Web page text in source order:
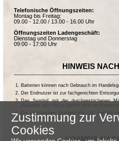
Telefonische Öffnungszeiten:
Montag bis Freitag:
09.00 - 12.00 / 13.00 - 16.00 Uhr
Öffnungszeiten Ladengeschäft:
Dienstag und Donnerstag
09:00 - 17:00 Uhr
HINWEIS
Batterien können nach Gebrauch im
Der Endnutzer ist zur fachgerechten
Das Symbol mit der durchgestrichenen
Die chemischen Symbole Hg, Cd, und Pb
Cadmium und Blei.
Zustimmung zur
Cookies